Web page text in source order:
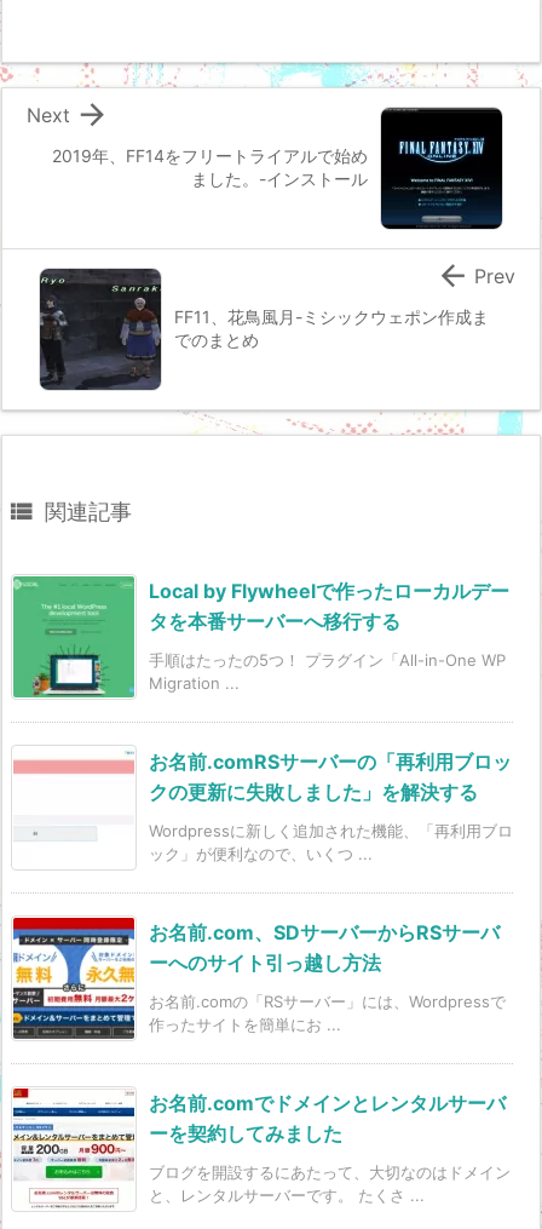
2019年、FF14をフリートライアルで始め
ました。-インストール

Next
FF11、花鳥風月-ミシックウェポン作成ま
でのまとめ
 Prev
 関連記事
Local by Flywheelで作ったローカルデー
タを本番サーバーへ移行する
手順はたったの5つ！ プラグイン「All-in-One WP
Migration ...
お名前.comRSサーバーの「再利用ブロッ
クの更新に失敗しました」を解決する
Wordpressに新しく追加された機能、「再利用ブロ
ック」が便利なので、いくつ ...
お名前.com、SDサーバーからRSサーバ
ーへのサイト引っ越し方法
お名前.comの「RSサーバー」には、Wordpressで
作ったサイトを簡単にお ...
お名前.comでドメインとレンタルサーバ
ーを契約してみました
ブログを開設するにあたって、大切なのはドメイン
と、レンタルサーバーです。 たくさ ...